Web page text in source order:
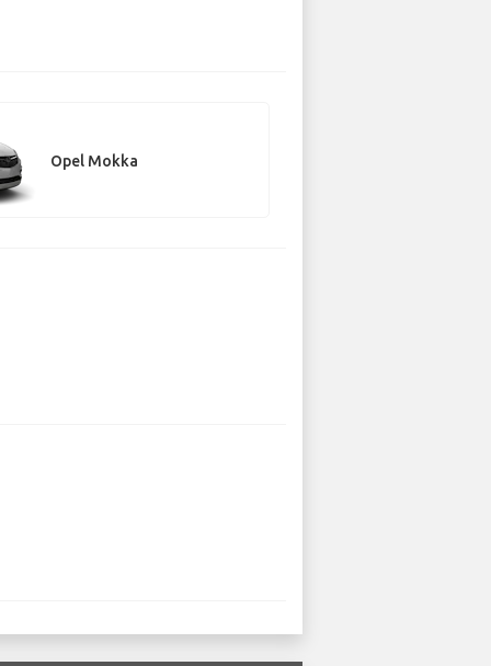
Opel Mokka